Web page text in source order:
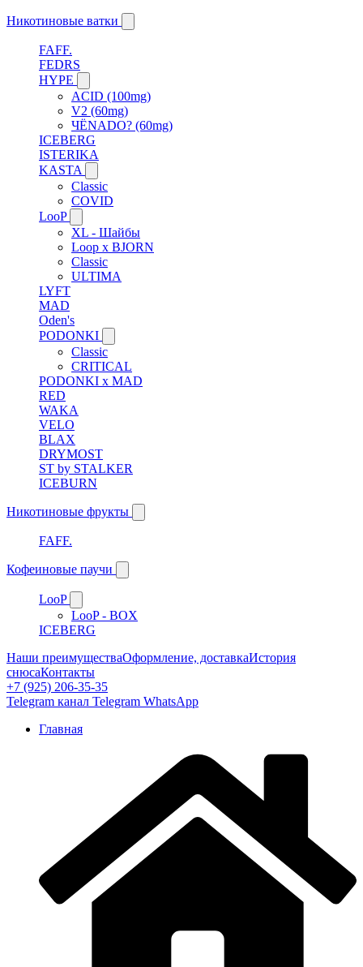
Никотиновые ватки
FAFF.
FEDRS
HYPE
ACID (100mg)
V2 (60mg)
ЧЁNADO? (60mg)
ICEBERG
ISTERIKA
KASTA
Classic
COVID
LooP
XL - Шайбы
Loop x BJORN
Classic
ULTIMA
LYFT
MAD
Oden's
PODONKI
Classic
CRITICAL
PODONKI x MAD
RED
WAKA
VELO
BLAX
DRYMOST
ST by STALKER
ICEBURN
Никотиновые фрукты
FAFF.
Кофеиновые паучи
LooP
LooP - BOX
ICEBERG
Наши преимуществаОформление, доставкаИстория
снюсаКонтакты
+7 (925) 206-35-35
Telegram канал Telegram WhatsApp
Главная